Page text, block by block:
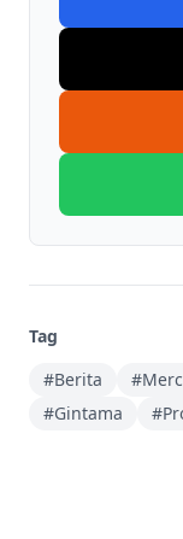
Tag
#Berita
#Gintama